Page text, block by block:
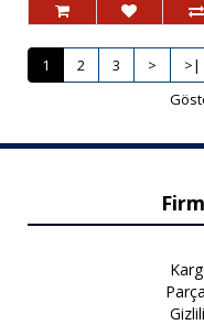
1 2 3 >
>|